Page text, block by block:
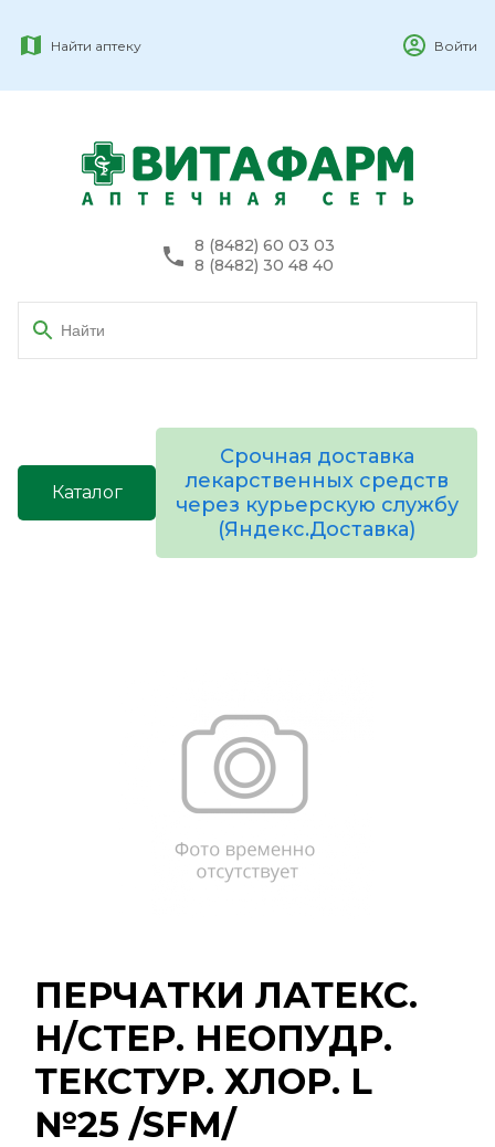
Найти аптеку Войти
8 (8482) 60 03 03
8 (8482) 30 48 40
Каталог
Срочная доставка
лекарственных средств
через курьерскую службу
(Яндекс.Доставка)
ПЕРЧАТКИ ЛАТЕКС.
Н/СТЕР. НЕОПУДР.
ТЕКСТУР. ХЛОР. L
№25 /SFM/